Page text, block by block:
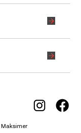
Maksimer